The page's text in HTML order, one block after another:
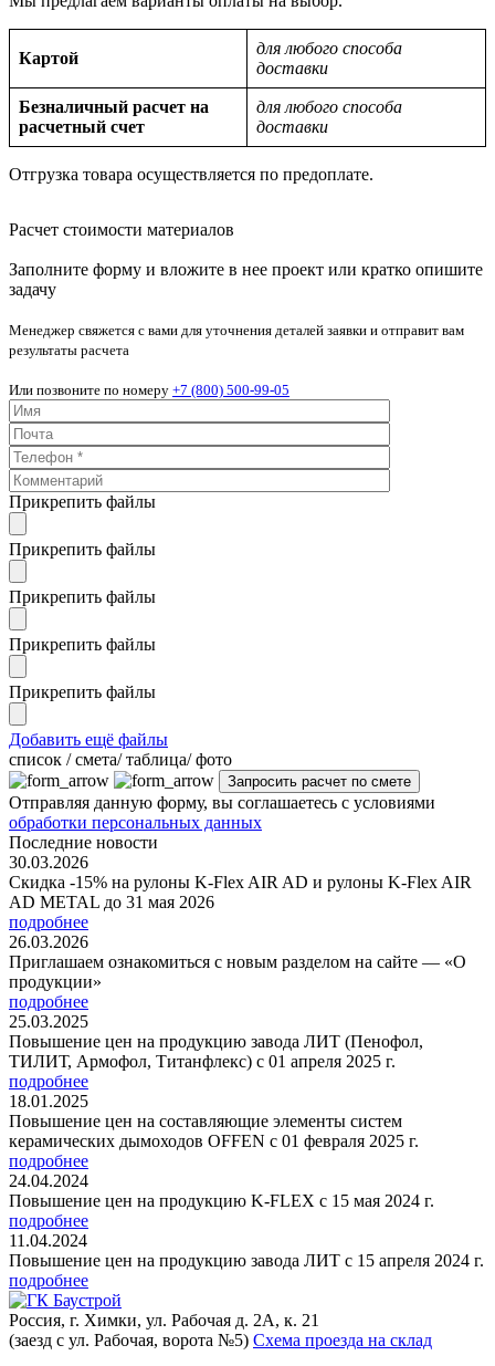
Картой
для любого способа
доставки
Безналичный расчет на
расчетный счет
для любого способа
доставки
Отгрузка товара осуществляется по предоплате.
Расчет стоимости материалов
Заполните форму и вложите в нее проект или кратко опишите
задачу
Менеджер свяжется с вами для уточнения деталей заявки и отправит вам
результаты расчета
Или позвоните по номеру +7 (800) 500-99-05
Прикрепить файлы
Прикрепить файлы
Прикрепить файлы
Прикрепить файлы
Прикрепить файлы
Добавить ещё файлы
cписок / смета/ таблица/ фото
Отправляя данную форму, вы соглашаетесь с условиями
обработки персональных данных
Последние новости
30.03.2026
Скидка -15% на рулоны K-Flex AIR AD и рулоны K-Flex AIR
AD METAL до 31 мая 2026
подробнее
26.03.2026
Приглашаем ознакомиться с новым разделом на сайте — «О
продукции»
подробнее
25.03.2025
Повышение цен на продукцию завода ЛИТ (Пенофол,
ТИЛИТ, Армофол, Титанфлекс) с 01 апреля 2025 г.
подробнее
18.01.2025
Повышение цен на составляющие элементы систем
керамических дымоходов OFFEN с 01 февраля 2025 г.
подробнее
24.04.2024
Повышение цен на продукцию K-FLEX с 15 мая 2024 г.
подробнее
11.04.2024
Повышение цен на продукцию завода ЛИТ с 15 апреля 2024 г.
подробнее
Россия, г. Химки, ул. Рабочая д. 2А, к. 21
(заезд с ул. Рабочая, ворота №5) Схема проезда на склад